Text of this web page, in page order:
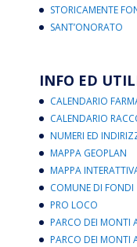
STORICAMENTE
SANT’ONORATO
INFO ED
CALENDARIO
CALENDARIO
NUMERI ED
MAPPA GEOPLAN
MAPPA
COMUNE DI FONDI
PRO LOCO
PARCO DEI MONTI
PARCO DEI MONTI